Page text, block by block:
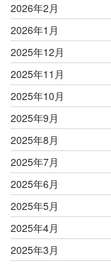
2026年2月
2026年1月
2025年12月
2025年11月
2025年10月
2025年9月
2025年8月
2025年7月
2025年6月
2025年5月
2025年4月
2025年3月